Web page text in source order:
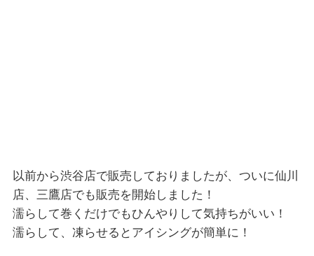
以前から渋谷店で販売しておりましたが、ついに仙川
店、三鷹店でも販売を開始しました！
濡らして巻くだけでもひんやりして気持ちがいい！
濡らして、凍らせるとアイシングが簡単に！